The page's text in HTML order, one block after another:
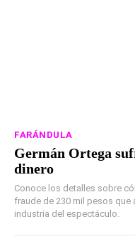
FARÁNDULA
Germán Ortega
dinero
Conoce los detalles sobre
fraude de 230 mil pesos que
industria del espectáculo.